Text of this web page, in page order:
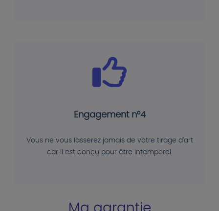
Engagement n°4
Vous ne vous lasserez jamais de votre tirage d'art
car il est conçu pour être intemporel.